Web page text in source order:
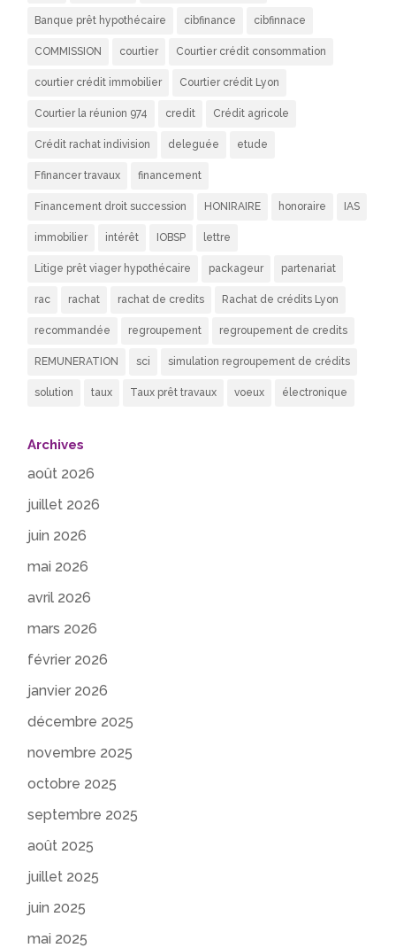
Banque prêt hypothécaire cibfinance cibfinnace
COMMISSION courtier Courtier crédit consommation
courtier crédit immobilier Courtier crédit Lyon
Courtier la réunion 974 credit Crédit agricole
Crédit rachat indivision deleguée etude
Ffinancer travaux financement
Financement droit succession HONIRAIRE honoraire IAS
immobilier intérêt IOBSP lettre
Litige prêt viager hypothécaire packageur partenariat
rac rachat rachat de credits Rachat de crédits Lyon
recommandée regroupement regroupement de credits
REMUNERATION sci simulation regroupement de crédits
solution taux Taux prêt travaux voeux électronique
Archives
août 2026
juillet 2026
juin 2026
mai 2026
avril 2026
mars 2026
février 2026
janvier 2026
décembre 2025
novembre 2025
octobre 2025
septembre 2025
août 2025
juillet 2025
juin 2025
mai 2025